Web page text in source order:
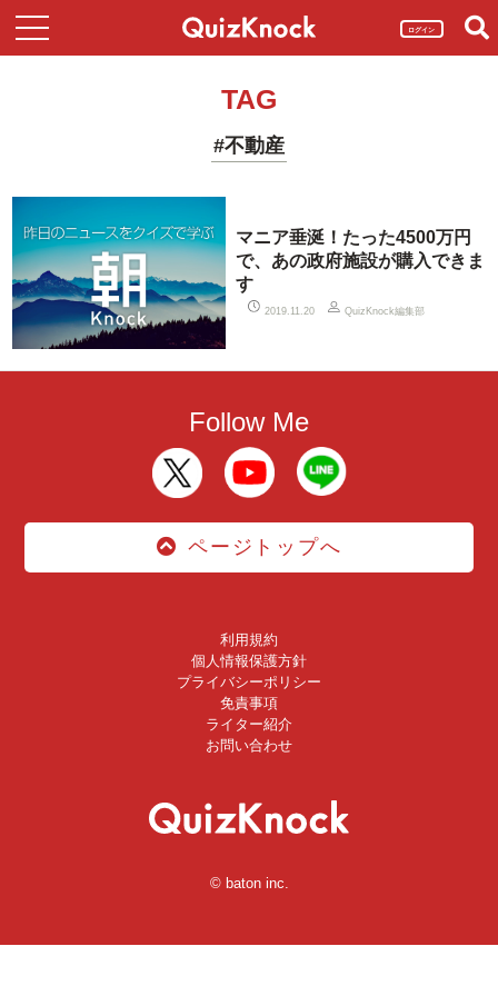
ログイン
TAG
#不動産
マニア垂涎！たった4500万円
で、あの政府施設が購入できま
す
2019.11.20 QuizKnock編集部
Follow Me
ページトップへ
利用規約
個人情報保護方針
プライバシーポリシー
免責事項
ライター紹介
お問い合わせ
© baton inc.